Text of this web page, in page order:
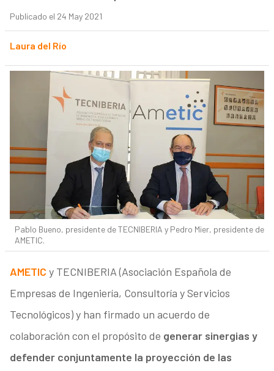
Publicado el 24 May 2021
Laura del Río
Pablo Bueno, presidente de TECNIBERIA y Pedro Mier, presidente de
AMETIC.
AMETIC y TECNIBERIA (Asociación Española de
Empresas de Ingeniería, Consultoría y Servicios
Tecnológicos) y han firmado un acuerdo de
colaboración con el propósito de generar sinergias y
defender conjuntamente la proyección de las